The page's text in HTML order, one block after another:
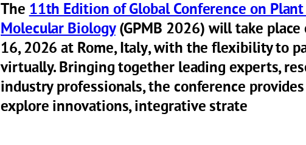
The11th Edition of Global Conference on
Molecular Biology(GPMB 2026) will take
16, 2026 at Rome, Italy, with the flexibility to
virtually. Bringing together leading experts,
industry professionals, the conference
explore innovations, integrative strate